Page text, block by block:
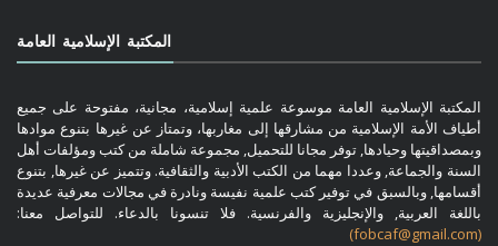
المكتبة الإسلامية العامة
المكتبة الإسلامية العامة موسوعة علمية إسلامية، مجانية، مفتوحة على جميع
أطياف الأمة الإسلامية من مشارقها إلى مغاربها، وتمتاز عن غيرها بتنوع موادها
وبمصداقيتها وحيادها, توفر مجانا للتحميل, مجموعة شاملة من كتب ومؤلفات أهل
السنة والجماعة, وعددا مهما من الكتب الأدبية والثقافية. وتتميز عن غيرها, بتنوع
أقسامها, وبالسبق في توفير كتب علمية نفيسة ونادرة في مجالات معرفية عديدة
باللغة العربية, والإنجليزية والفرنسية. فلا تنسونا بالدعاء. للتواصل معنا:
(fobcaf@gmail.com)